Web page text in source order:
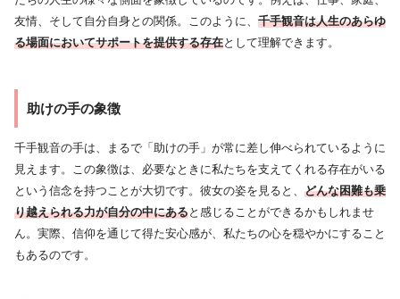
友情、そして自分自身との関係。このように、 千手観音は人生のあらゆ
る場面においてサポートを提供する存在として理解できます。
助けの手の象徴
千手観音の手は、まるで「助けの手」が常に差し伸べられているように
見えます。この象徴は、必要なときに私たちを支えてくれる存在がいる
という信念を持つことが大切です。彼女の姿を見ると、 どんな困難も乗
り越えられる力が自分の中にあると感じることができるかもしれませ
ん。実際、信仰を通じて得た安心感が、私たちの心を穏やかにすること
もあるのです。